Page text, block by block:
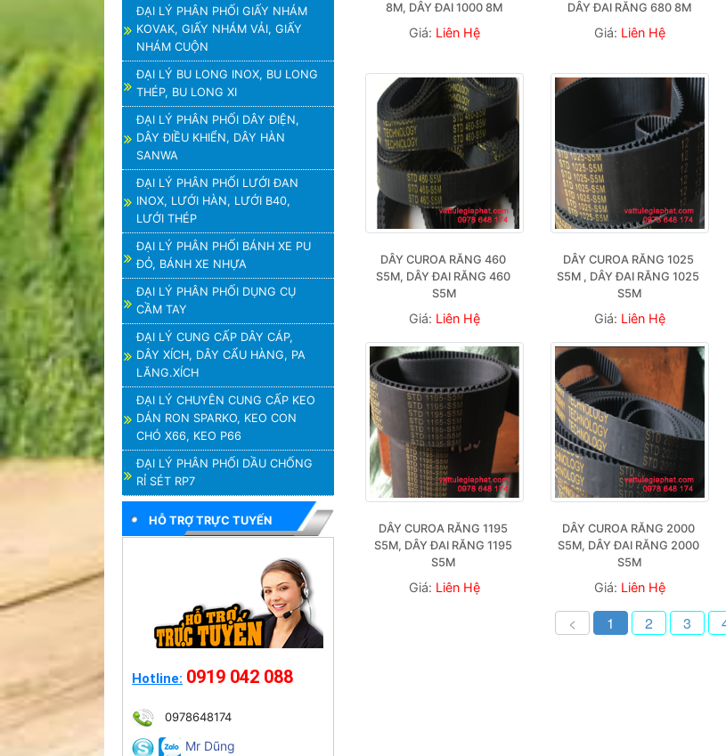
ĐẠI LÝ PHÂN PHỐI GIẤY NHÁM
KOVAK, GIẤY NHÁM VẢI, GIẤY
NHÁM CUỘN
ĐẠI LÝ BU LONG INOX, BU LONG
THÉP, BU LONG XI
ĐẠI LÝ PHÂN PHỐI DÂY ĐIỆN,
DÂY ĐIỀU KHIỂN, DÂY HÀN
SANWA
ĐẠI LÝ PHÂN PHỐI LƯỚI ĐAN
INOX, LƯỚI HÀN, LƯỚI B40,
LƯỚI THÉP
ĐẠI LÝ PHÂN PHỐI BÁNH XE PU
ĐỎ, BÁNH XE NHỰA
ĐẠI LÝ PHÂN PHỐI DỤNG CỤ
CẦM TAY
ĐẠI LÝ CUNG CẤP DÂY CÁP,
DÂY XÍCH, DÂY CẨU HÀNG, PA
LĂNG.XÍCH
ĐẠI LÝ CHUYÊN CUNG CẤP KEO
DÁN RON SPARKO, KEO CON
CHÓ X66, KEO P66
ĐẠI LÝ PHÂN PHỐI DẦU CHỐNG
RỈ SÉT RP7
HỖ TRỢ TRỰC TUYẾN
Hotline: 0919 042 088
0978648174
Mr Dũng
8M, DÂY ĐAI 1000 8M
Giá: Liên Hệ
DÂY ĐAI RĂNG 680 8M
Giá: Liên Hệ
DÂY CUROA RĂNG 460
S5M, DÂY ĐAI RĂNG 460
S5M
Giá: Liên Hệ
DÂY CUROA RĂNG 1025
S5M , DÂY ĐAI RĂNG 1025
S5M
Giá: Liên Hệ
DÂY CUROA RĂNG 1195
S5M, DÂY ĐAI RĂNG 1195
S5M
Giá: Liên Hệ
DÂY CUROA RĂNG 2000
S5M, DÂY ĐAI RĂNG 2000
S5M
Giá: Liên Hệ
< 1 2 3